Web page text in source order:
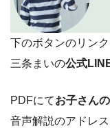
下のボタンのリンク
三条まいの公式
PDFにてお子さん
音声解説のアドレス